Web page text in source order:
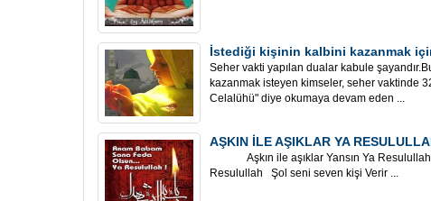
İstediği kişinin kalbini kazanmak
Seher vakti yapılan dualar kabule
kazanmak isteyen kimseler, seher vaktinde
Celalühü" diye okumaya devam eden ...
AŞKIN İLE AŞIKLAR YA
Aşkın ile aşıklar Yansın Ya Resulullah
Resulullah Şol seni seven kişi Verir ...